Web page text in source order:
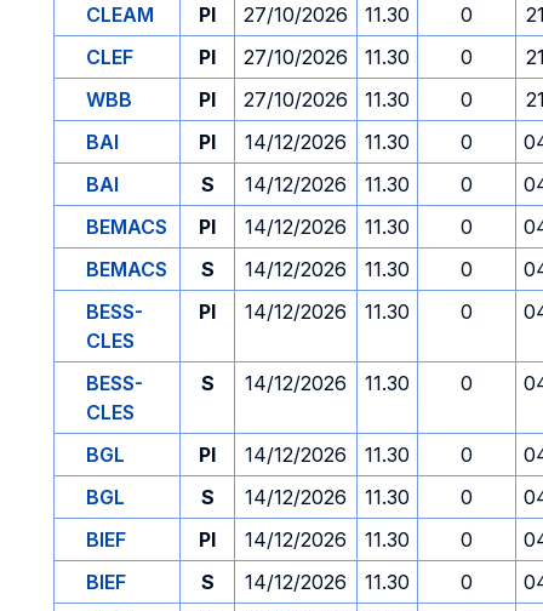
CLEAM
PI 27/10/2026 11.30 0
CLEF
PI 27/10/2026 11.30 0
WBB
PI 27/10/2026 11.30 0
BAI
PI 14/12/2026 11.30 0
BAI
S 14/12/2026 11.30 0
BEMACS
PI 14/12/2026 11.30 0
BEMACS
S 14/12/2026 11.30 0
BESS-
CLES
PI 14/12/2026 11.30 0
BESS-
CLES
S 14/12/2026 11.30 0
BGL PI 14/12/2026 11.30 0
BGL
S 14/12/2026 11.30 0
BIEF
PI 14/12/2026 11.30 0
BIEF
S 14/12/2026 11.30 0